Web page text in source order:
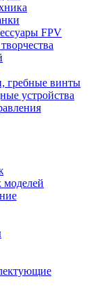
FPV
гребные винты
устройства
моделей